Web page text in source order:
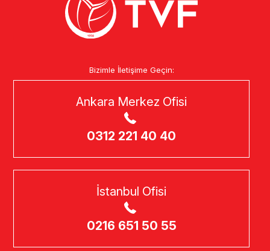
Bizimle İletişime Geçin:
Ankara Merkez Ofisi
0312 221 40 40
İstanbul Ofisi
0216 651 50 55